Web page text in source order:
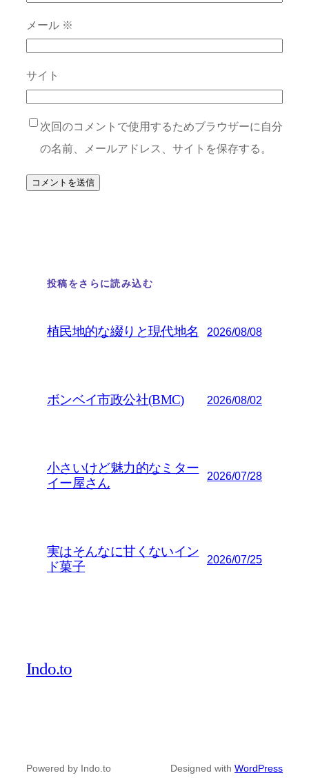
メール ※
サイト
次回のコメントで使用するためブラウザーに自分
の名前、メールアドレス、サイトを保存する。
投稿をさらに読み込む
植民地的な綴りと現代地名 2026/08/08
ボンベイ市政公社(BMC) 2026/08/02
小さいけど魅力的なミター
イー屋さん
2026/07/28
実はそんなに甘くないイン
ド菓子
2026/07/25
Indo.to
Powered by Indo.to Designed with WordPress